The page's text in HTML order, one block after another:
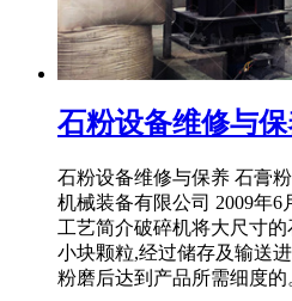
石粉设备维修与
石粉设备维修与保养 石膏
机械装备有限公司 2009年
工艺简介破碎机将大尺寸
小块颗粒,经过储存及输送
粉磨后达到产品所需细度的